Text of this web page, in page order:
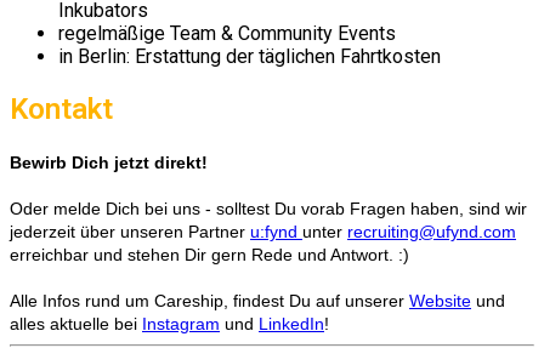
Inkubators
regelmäßige Team & Community Events
in Berlin: Erstattung der täglichen Fahrtkosten
Kontakt
Bewirb Dich jetzt direkt!
Oder melde Dich bei uns - solltest Du vorab Fragen haben, sind wir
jederzeit über unseren Partner u:fynd unter recruiting@ufynd.com
erreichbar und stehen Dir gern Rede und Antwort. :)
Alle Infos rund um Careship, findest Du auf unserer Website und
alles aktuelle bei Instagram und LinkedIn!